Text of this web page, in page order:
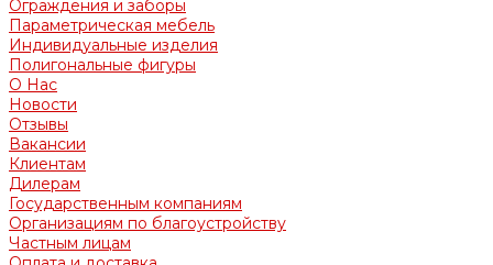
Ограждения и заборы
Параметрическая мебель
Индивидуальные изделия
Полигональные фигуры
О Нас
Новости
Отзывы
Вакансии
Клиентам
Дилерам
Государственным компаниям
Организациям по благоустройству
Частным лицам